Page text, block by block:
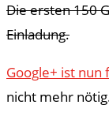
Die ersten 150
Einladung.
Google+ ist nun
nicht mehr